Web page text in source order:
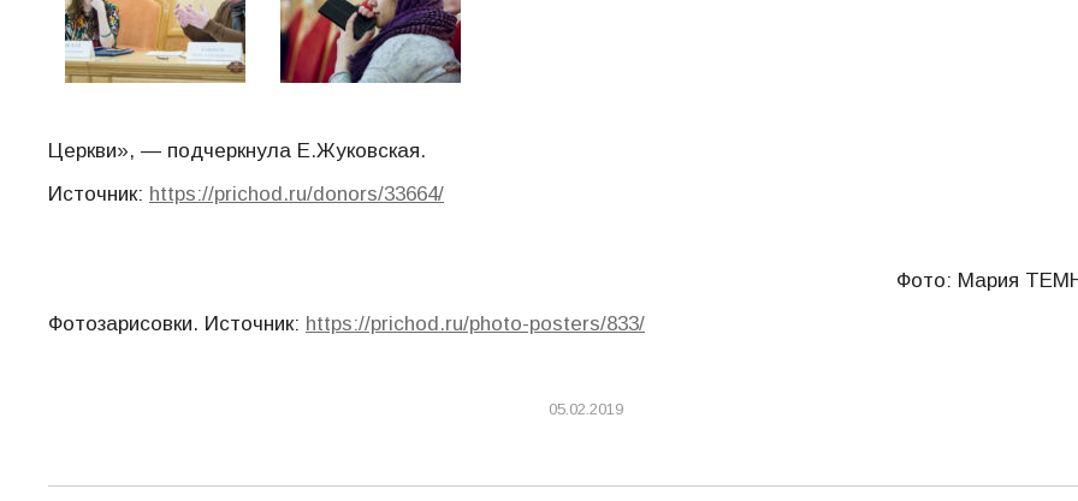
Церкви», — подчеркнула Е.Жуковская.
Источник: https://prichod.ru/donors/33664/
Фото: Мария
Фотозарисовки. Источник: https://prichod.ru/photo-posters/833/
05.02.2019